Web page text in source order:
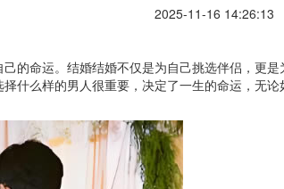
2025-11-16 14:26:13
的命运。结婚结婚不仅是为自己挑选伴侣，更
什么样的男人很重要，决定了一生的命运，无